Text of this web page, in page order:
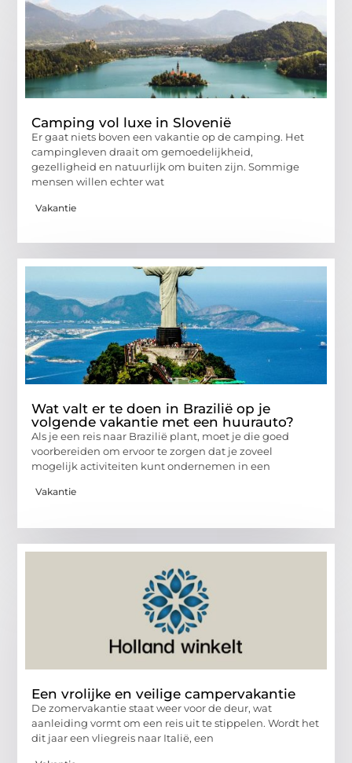
Camping vol luxe in Slovenië
Er gaat niets boven een vakantie op de camping. Het
campingleven draait om gemoedelijkheid,
gezelligheid en natuurlijk om buiten zijn. Sommige
mensen willen echter wat
Vakantie
Wat valt er te doen in Brazilië op je
volgende vakantie met een huurauto?
Als je een reis naar Brazilië plant, moet je die goed
voorbereiden om ervoor te zorgen dat je zoveel
mogelijk activiteiten kunt ondernemen in een
Vakantie
Een vrolijke en veilige campervakantie
De zomervakantie staat weer voor de deur, wat
aanleiding vormt om een reis uit te stippelen. Wordt het
dit jaar een vliegreis naar Italië, een